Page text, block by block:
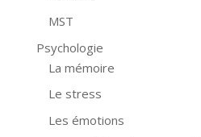
MST
Psychologie
La mémoire
Le stress
Les émotions